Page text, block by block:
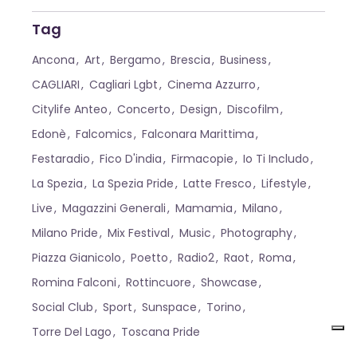
Tag
Ancona Art Bergamo Brescia
Business
CAGLIARI
Cagliari Lgbt
Cinema Azzurro
Citylife Anteo
Concerto Design
Discofilm
Edonè
Falcomics
Falconara Marittima
Festaradio
Fico D'india Firmacopie
Io Ti Includo
La Spezia
La Spezia Pride Latte Fresco
Lifestyle
Live
Magazzini Generali Mamamia
Milano
Milano Pride
Mix Festival Music
Photography
Piazza Gianicolo
Poetto Radio2 Raot
Roma
Romina Falconi
Rottincuore
Showcase
Social Club
Sport Sunspace
Torino
Torre Del Lago
Toscana Pride